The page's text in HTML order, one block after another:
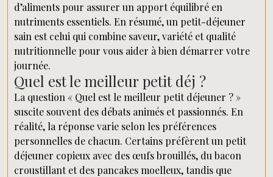
d’aliments pour assurer un apport équilibré en
nutriments essentiels. En résumé, un petit-déjeuner
sain est celui qui combine saveur, variété et qualité
nutritionnelle pour vous aider à bien démarrer votre
journée.
Quel est le meilleur petit déj ?
La question « Quel est le meilleur petit déjeuner ? »
suscite souvent des débats animés et passionnés. En
réalité, la réponse varie selon les préférences
personnelles de chacun. Certains préfèrent un petit
déjeuner copieux avec des œufs brouillés, du bacon
croustillant et des pancakes moelleux, tandis que